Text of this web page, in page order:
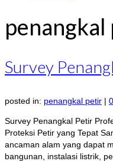
Survey
posted in: penangkal petir | 0
Survey Penangkal Petir
Proteksi Petir yang Tepat
ancaman alam yang dapat
bangunan, instalasi listrik,